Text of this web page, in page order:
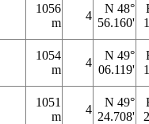
1056
m
4
N 48°
56.160'
1054
m
4
N 49°
06.119'
1051
m
4
N 49°
24.708'